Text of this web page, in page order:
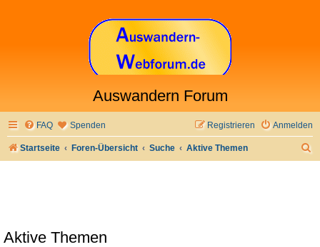
Auswandern Forum
FAQ Spenden Anmelden
Registrieren
Startseite Foren-Übersicht Suche Aktive Themen
Aktive Themen